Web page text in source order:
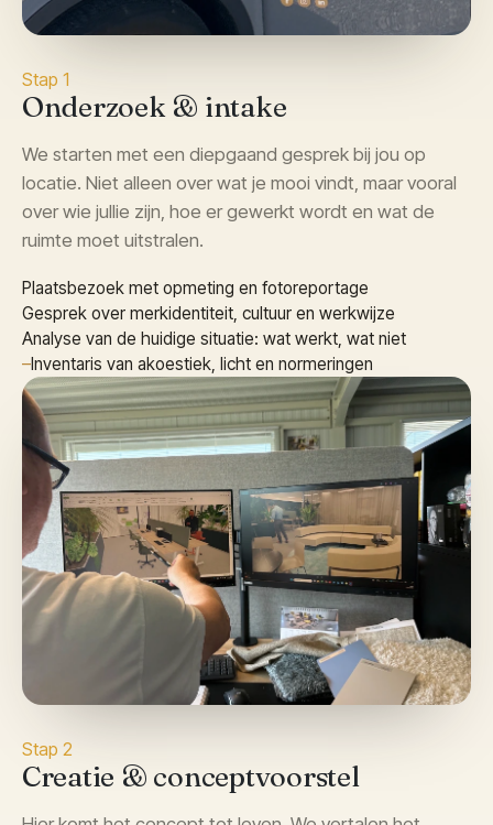
Stap 1
Onderzoek & intake
We starten met een diepgaand gesprek bij jou op
locatie. Niet alleen over wat je mooi vindt, maar vooral
over wie jullie zijn, hoe er gewerkt wordt en wat de
ruimte moet uitstralen.
Plaatsbezoek met opmeting en fotoreportage
Gesprek over merkidentiteit, cultuur en werkwijze
Analyse van de huidige situatie: wat werkt, wat niet
–Inventaris van akoestiek, licht en normeringen
Stap 2
Creatie & conceptvoorstel